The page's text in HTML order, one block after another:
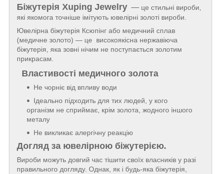
Біжутерія Xuping Jewelry — це стильні вироби,
які якомога точніше імітують ювелірні золоті вироби.
Ювелірна біжутерія Ксюпінг або медичний сплав
(медичне золото) — це високоякісна нержавіюча
біжутерія, яка зовні нічим не поступається золотим
прикрасам.
Властивості медичного золота
Не чорніє від впливу води
Ідеально підходить для тих людей, у кого
організм не сприймає, крім золота, жодного іншого
металу
Не викликає алергічну реакцію
Догляд за ювелірною біжутерією.
Вироби можуть довгий час тішити своїх власників у разі
правильного догляду. Однак, як і будь-яка біжутерія,